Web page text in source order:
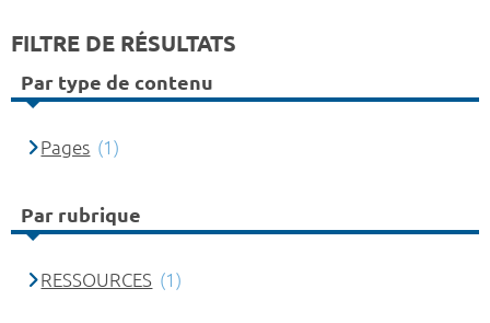
FILTRE DE RÉSULTATS
Par type de contenu
Pages (1)
Par rubrique
RESSOURCES (1)